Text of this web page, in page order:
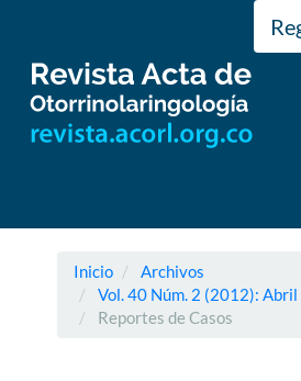
principal
Barra
lateral
Inicio
Archivos
Vol. 40 Núm. 2 (2012): Abril
Reportes de Casos